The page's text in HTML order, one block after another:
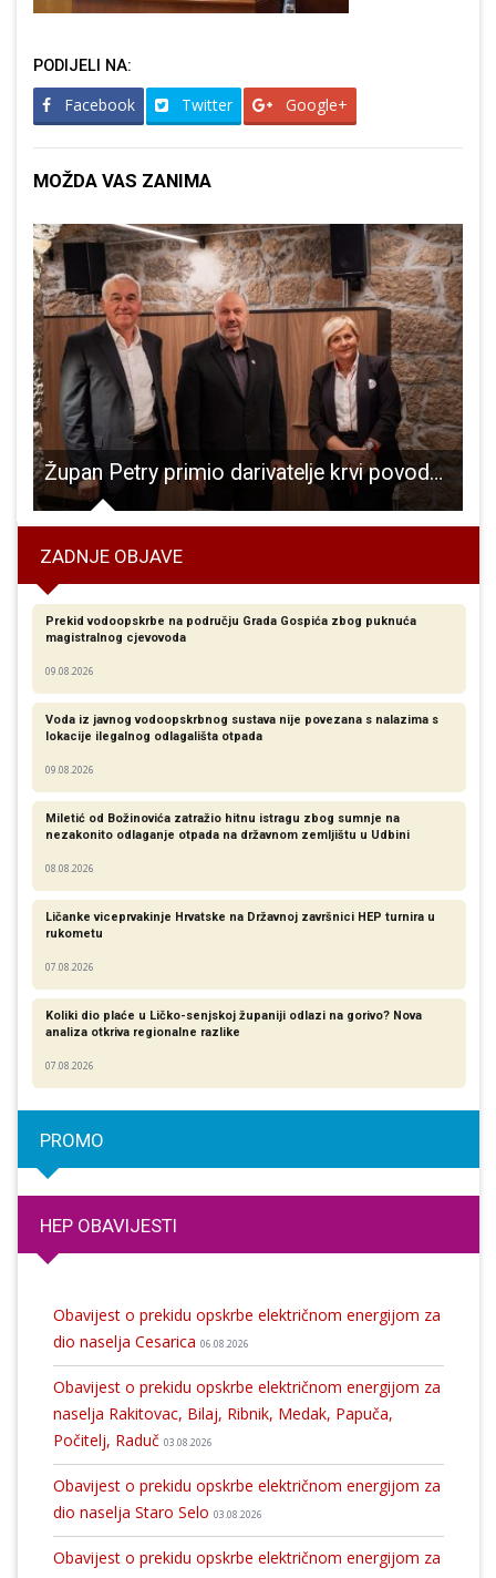
PODIJELI NA:
Facebook Twitter Google+
MOŽDA VAS ZANIMA
Župan Petry primio darivatelje krvi povodom njihova dana
ZADNJE OBJAVE
Prekid vodoopskrbe na području Grada Gospića zbog puknuća
magistralnog cjevovoda
09.08.2026
Voda iz javnog vodoopskrbnog sustava nije povezana s nalazima s
lokacije ilegalnog odlagališta otpada
09.08.2026
Miletić od Božinovića zatražio hitnu istragu zbog sumnje na
nezakonito odlaganje otpada na državnom zemljištu u Udbini
08.08.2026
Ličanke viceprvakinje Hrvatske na Državnoj završnici HEP turnira u
rukometu
07.08.2026
Koliki dio plaće u Ličko-senjskoj županiji odlazi na gorivo? Nova
analiza otkriva regionalne razlike​
07.08.2026
PROMO
HEP OBAVIJESTI
Obavijest o prekidu opskrbe električnom energijom za
dio naselja Cesarica 06.08.2026
Obavijest o prekidu opskrbe električnom energijom za
naselja Rakitovac, Bilaj, Ribnik, Medak, Papuča,
Počitelj, Raduč 03.08.2026
Obavijest o prekidu opskrbe električnom energijom za
dio naselja Staro Selo 03.08.2026
Obavijest o prekidu opskrbe električnom energijom za